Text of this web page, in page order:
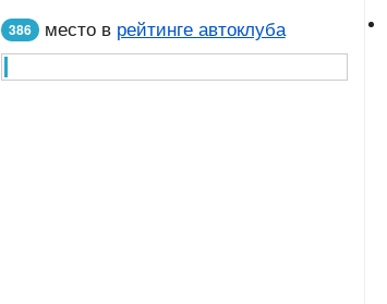
386 место в рейтинге автоклуба